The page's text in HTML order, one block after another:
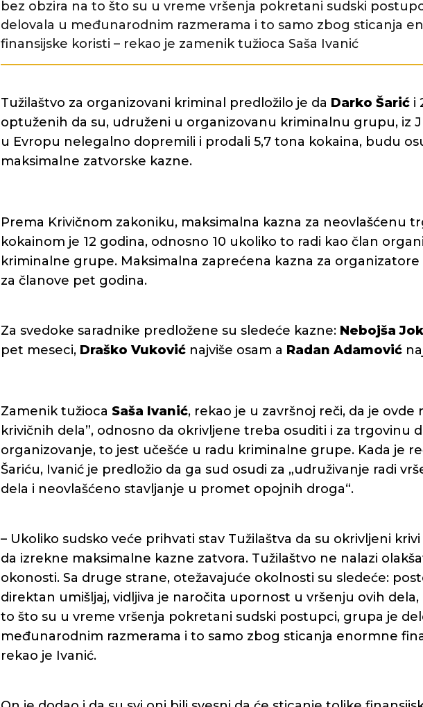
bez obzira na to što su u vreme vršenja pokretani sudski
delovala u međunarodnim razmerama i to samo zbog sticanja
finansijske koristi – rekao je zamenik tužioca Saša Ivanić
Tužilaštvo za organizovani kriminal predložilo je da Darko Šarić i
optuženih da su, udruženi u organizovanu kriminalnu grupu, iz
u Evropu nelegalno dopremili i prodali 5,7 tona kokaina, budu
maksimalne zatvorske kazne.
Prema Krivičnom zakoniku, maksimalna kazna za neovlašćenu
kokainom je 12 godina, odnosno 10 ukoliko to radi kao član
kriminalne grupe. Maksimalna zaprećena kazna za organizatore
za članove pet godina.
Za svedoke saradnike predložene su sledeće kazne: Nebojša
pet meseci, Draško Vuković najviše osam a Radan Adamović
Zamenik tužioca Saša Ivanić, rekao je u završnoj reči, da je ovde
krivičnih dela”, odnosno da okrivljene treba osuditi i za trgovinu
organizovanje, to jest učešće u radu kriminalne grupe. Kada je
Šariću, Ivanić je predložio da ga sud osudi za „udruživanje radi
dela i neovlašćeno stavljanje u promet opojnih droga“.
– Ukoliko sudsko veće prihvati stav Tužilaštva da su okrivljeni
da izrekne maksimalne kazne zatvora. Tužilaštvo ne nalazi
okonosti. Sa druge strane, otežavajuće okolnosti su sledeće:
direktan umišljaj, vidljiva je naročita upornost u vršenju ovih dela,
to što su u vreme vršenja pokretani sudski postupci, grupa je
međunarodnim razmerama i to samo zbog sticanja enormne
rekao je Ivanić.